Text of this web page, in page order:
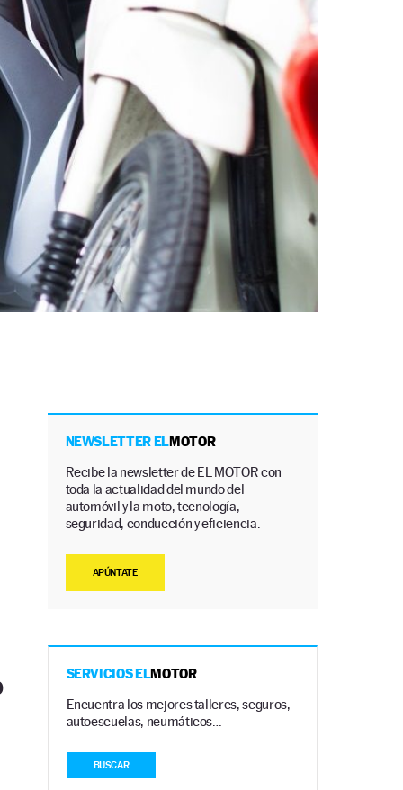
NEWSLETTER ELMOTOR
Recibe la newsletter de EL MOTOR con
toda la actualidad del mundo del
automóvil y la moto, tecnología,
seguridad, conducción y eficiencia.
APÚNTATE
SERVICIOS ELMOTOR
Encuentra los mejores talleres, seguros,
autoescuelas, neumáticos…
BUSCAR